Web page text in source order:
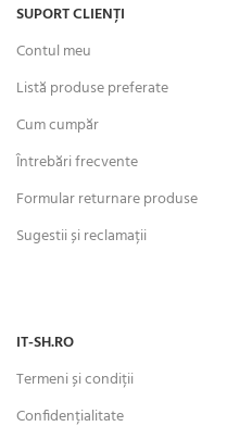
SUPORT CLIENȚI
Contul meu
Listă produse preferate
Cum cumpăr
Întrebări frecvente
Formular returnare produse
Sugestii și reclamații
IT-SH.RO
Termeni și condiții
Confidențialitate